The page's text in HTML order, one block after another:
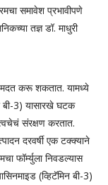
समावेश प्रभावीपणे
तज्ञ डॉ. माधुरी
मदत करू शकतात. यामध्ये
बी-3) यासारखे घटक
संरक्षण करतात.
दरवर्षी एक टक्क्याने
फॉर्म्युला निवडल्यास
(व्हिटॅमिन बी-3)